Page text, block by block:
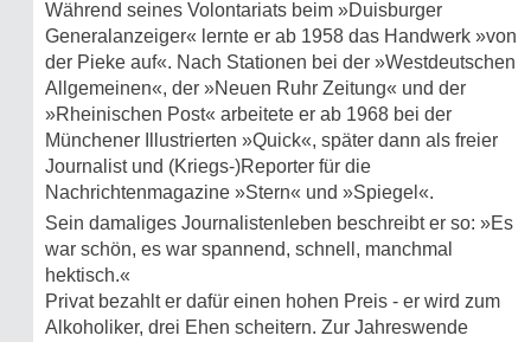
Während seines Volontariats beim »Duisburger
Generalanzeiger« lernte er ab 1958 das Handwerk »von
der Pieke auf«. Nach Stationen bei der »Westdeutschen
Allgemeinen«, der »Neuen Ruhr Zeitung« und der
»Rheinischen Post« arbeitete er ab 1968 bei der
Münchener Illustrierten »Quick«, später dann als freier
Journalist und (Kriegs-)Reporter für die
Nachrichtenmagazine »Stern« und »Spiegel«.
Sein damaliges Journalistenleben beschreibt er so: »Es
war schön, es war spannend, schnell, manchmal
hektisch.«
Privat bezahlt er dafür einen hohen Preis - er wird zum
Alkoholiker, drei Ehen scheitern. Zur Jahreswende